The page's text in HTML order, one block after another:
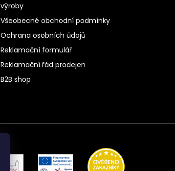
výroby
Všeobecné obchodní podmínky
Ochrana osobních údajů
Reklamační formulář
Reklamační řád prodejen
B2B shop